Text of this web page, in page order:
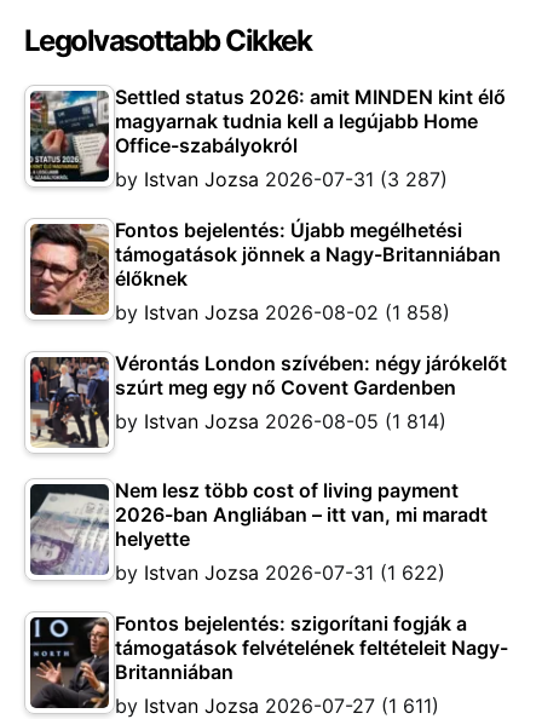
Legolvasottabb Cikkek
Settled status 2026: amit MINDEN kint élő
magyarnak tudnia kell a legújabb Home
Office-szabályokról
by Istvan Jozsa 2026-07-31 (3 287)
Fontos bejelentés: Újabb megélhetési
támogatások jönnek a Nagy-Britanniában
élőknek
by Istvan Jozsa 2026-08-02 (1 858)
Vérontás London szívében: négy járókelőt
szúrt meg egy nő Covent Gardenben
by Istvan Jozsa 2026-08-05 (1 814)
Nem lesz több cost of living payment
2026-ban Angliában – itt van, mi maradt
helyette
by Istvan Jozsa 2026-07-31 (1 622)
Fontos bejelentés: szigorítani fogják a
támogatások felvételének feltételeit Nagy-
Britanniában
by Istvan Jozsa 2026-07-27 (1 611)